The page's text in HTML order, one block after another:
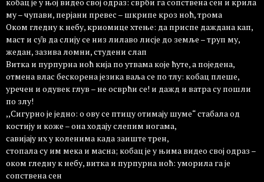
кобац је у њој видео свој одраз: сврби га сопствена сен и крила
му – чупави, перјани превес – шкрипе кроз ноћ, трома
Оком гледну к небу, криомице хтење: да приспе даждана кап,
маст и су̑в да слију се низ лилаво лисје до земље – труп му,
жедан, зазива ломни, студени слап
Витка и пурпурна ноћ кија по утвама које ћуте, а поједена,
отмена влас бескорена језика ваља се по тлу: кобац плеше,
уречен и одувек глув – не осврћи се! и дажд и ватра су пошли
по злу!
,,Сигурно је једно: о ову се птицу отимају шуме“ стабала од
костију и коже – она ходају слепим ногама,
савијају их у коленима када заиште трен,
стопала су им мека и масна; кобац је у њима видео свој одраз –
оком гледну к небу, витка и пурпурна ноћ: уморила га је
сопствена сен